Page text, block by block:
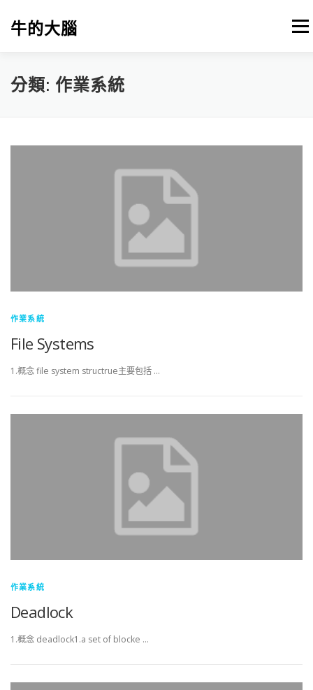
牛的大腦 選單
我的筆記 出版
分類: 作業系統
作業系統
File Systems
1.概念 file system structrue主要包括 …
作業系統
Deadlock
1.概念 deadlock1.a set of blocke …